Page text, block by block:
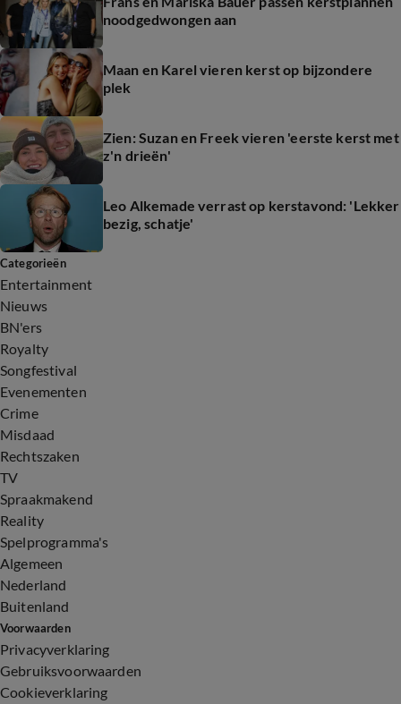
noodgedwongen aan
Maan en Karel vieren kerst op bijzondere
plek
Zien: Suzan en Freek vieren 'eerste kerst met
z'n drieën'
Leo Alkemade verrast op kerstavond: 'Lekker
bezig, schatje'
Categorieën
Entertainment
Nieuws
BN'ers
Royalty
Songfestival
Evenementen
Crime
Misdaad
Rechtszaken
TV
Spraakmakend
Reality
Spelprogramma's
Algemeen
Nederland
Buitenland
Voorwaarden
Privacyverklaring
Gebruiksvoorwaarden
Cookieverklaring